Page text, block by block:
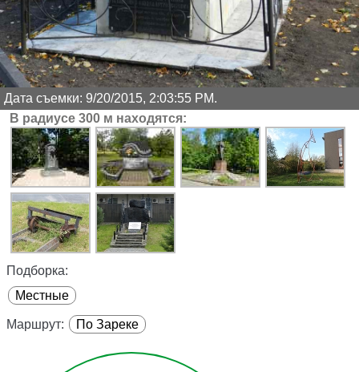
Дата съемки: 9/20/2015, 2:03:55 PM.
В радиусе 300 м находятся:
Подборка:
Местные
Маршрут: По Зареке